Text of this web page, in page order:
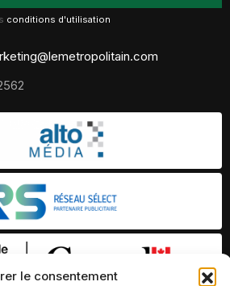
le consentement
conditions d'utilisation